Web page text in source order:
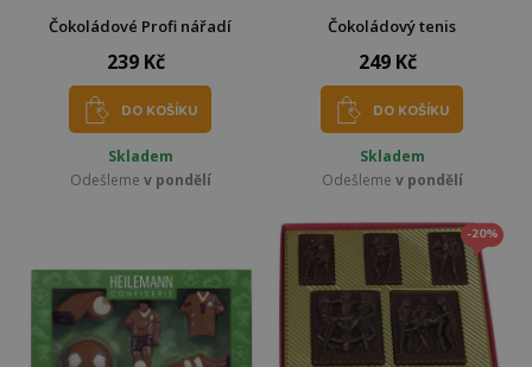
Čokoládové Profi nářadí
239 Kč
DO KOŠÍKU
Skladem
Odešleme v pondělí
Čokoládový tenis
249 Kč
DO KOŠÍKU
Skladem
Odešleme v pondělí
-20%